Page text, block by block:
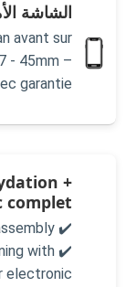
الشاشة
avant sur
- 45mm –
garantie.
+
complet
✔️ Complete device disassembly
with
electronic